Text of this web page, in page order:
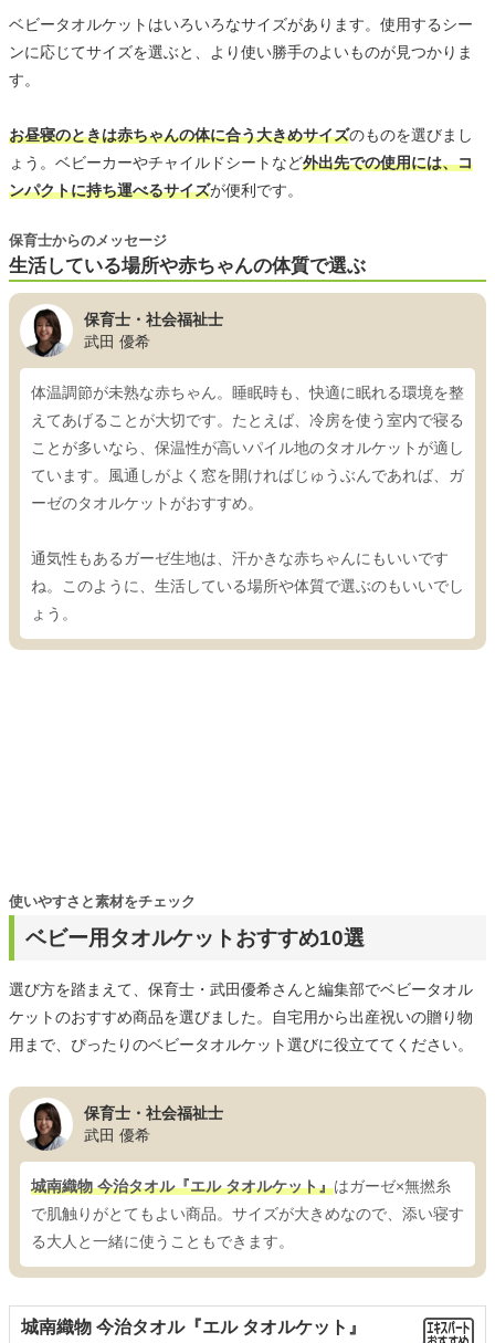
ベビータオルケットはいろいろなサイズがあります。使用するシー
ンに応じてサイズを選ぶと、より使い勝手のよいものが見つかりま
す。
お昼寝のときは赤ちゃんの体に合う大きめサイズのものを選びまし
ょう。ベビーカーやチャイルドシートなど外出先での使用には、コ
ンパクトに持ち運べるサイズが便利です。
生活している場所や赤ちゃんの体質で選ぶ
保育士からのメッセージ
保育士・社会福祉士
武田 優希
体温調節が未熟な赤ちゃん。睡眠時も、快適に眠れる環境を整
えてあげることが大切です。たとえば、冷房を使う室内で寝る
ことが多いなら、保温性が高いパイル地のタオルケットが適し
ています。風通しがよく窓を開ければじゅうぶんであれば、ガ
ーゼのタオルケットがおすすめ。
通気性もあるガーゼ生地は、汗かきな赤ちゃんにもいいです
ね。このように、生活している場所や体質で選ぶのもいいでし
ょう。
ベビー用タオルケットおすすめ10選
使いやすさと素材をチェック
選び方を踏まえて、保育士・武田優希さんと編集部でベビータオル
ケットのおすすめ商品を選びました。自宅用から出産祝いの贈り物
用まで、ぴったりのベビータオルケット選びに役立ててください。
保育士・社会福祉士
武田 優希
城南織物 今治タオル『エル タオルケット』はガーゼ×無撚糸
で肌触りがとてもよい商品。サイズが大きめなので、添い寝す
る大人と一緒に使うこともできます。
城南織物 今治タオル『エル タオルケット』